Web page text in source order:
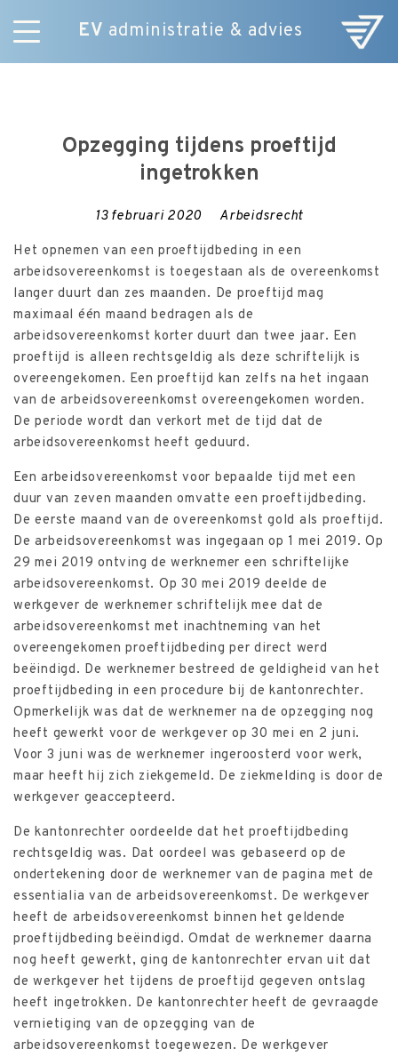
EV administratie & advies
Skip
Opzegging tijdens proeftijd
ingetrokken
13 februari 2020 Arbeidsrecht
Het opnemen van een proeftijdbeding in een
arbeidsovereenkomst is toegestaan als de overeenkomst
langer duurt dan zes maanden. De proeftijd mag
maximaal één maand bedragen als de
arbeidsovereenkomst korter duurt dan twee jaar. Een
proeftijd is alleen rechtsgeldig als deze schriftelijk is
overeengekomen. Een proeftijd kan zelfs na het ingaan
van de arbeidsovereenkomst overeengekomen worden.
De periode wordt dan verkort met de tijd dat de
arbeidsovereenkomst heeft geduurd.
Een arbeidsovereenkomst voor bepaalde tijd met een
duur van zeven maanden omvatte een proeftijdbeding.
De eerste maand van de overeenkomst gold als proeftijd.
De arbeidsovereenkomst was ingegaan op 1 mei 2019. Op
29 mei 2019 ontving de werknemer een schriftelijke
arbeidsovereenkomst. Op 30 mei 2019 deelde de
werkgever de werknemer schriftelijk mee dat de
arbeidsovereenkomst met inachtneming van het
overeengekomen proeftijdbeding per direct werd
beëindigd. De werknemer bestreed de geldigheid van het
proeftijdbeding in een procedure bij de kantonrechter.
Opmerkelijk was dat de werknemer na de opzegging nog
heeft gewerkt voor de werkgever op 30 mei en 2 juni.
Voor 3 juni was de werknemer ingeroosterd voor werk,
maar heeft hij zich ziekgemeld. De ziekmelding is door de
werkgever geaccepteerd.
De kantonrechter oordeelde dat het proeftijdbeding
rechtsgeldig was. Dat oordeel was gebaseerd op de
ondertekening door de werknemer van de pagina met de
essentialia van de arbeidsovereenkomst. De werkgever
heeft de arbeidsovereenkomst binnen het geldende
proeftijdbeding beëindigd. Omdat de werknemer daarna
nog heeft gewerkt, ging de kantonrechter ervan uit dat
de werkgever het tijdens de proeftijd gegeven ontslag
heeft ingetrokken. De kantonrechter heeft de gevraagde
vernietiging van de opzegging van de
arbeidsovereenkomst toegewezen. De werkgever